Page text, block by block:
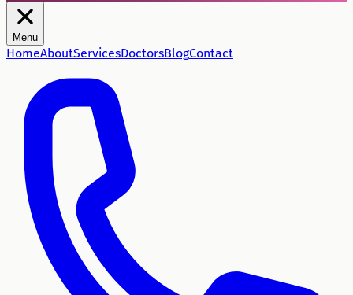
Menu
HomeAboutServicesDoctorsBlogContact